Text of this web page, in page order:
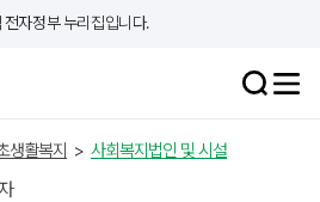
자정부 누리집입니다.
생활복지 > 사회복지법인 및 시설